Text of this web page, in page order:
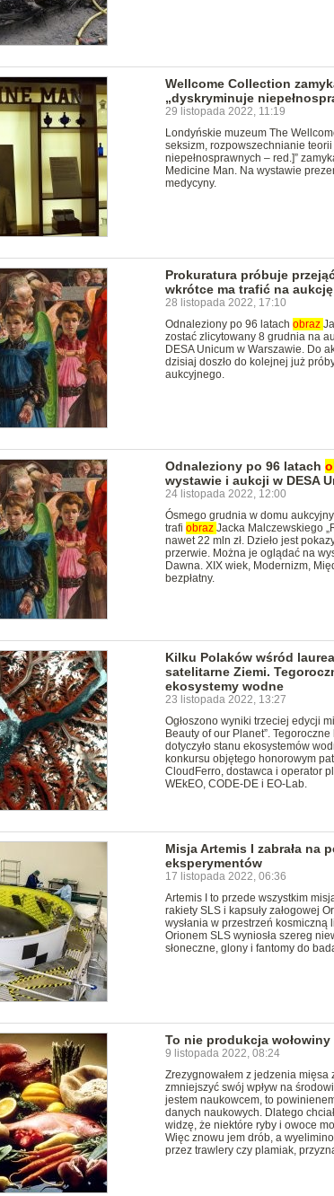
Wellcome Collection
„dyskryminuje
29 listopada 2022, 11:19
Londyńskie muzeum The
seksizm, rozpowszechnianie
niepełnosprawnych – red.]”
Medicine Man. Na wystawie
medycyny.
Prokuratura próbuje
wkrótce ma trafić na aukcję
28 listopada 2022, 17:10
Odnaleziony po 96 latach obraz
zostać zlicytowany 8 grudnia na
DESA Unicum w Warszawie. Do
dzisiaj doszło do kolejnej już
aukcyjnego.
Odnaleziony po 96 latach
wystawie i aukcji w DESA
24 listopada 2022, 12:00
Ósmego grudnia w domu
trafi obraz Jacka Malczewskiego
nawet 22 mln zł. Dzieło jest
przerwie. Można je oglądać na
Dawna. XIX wiek, Modernizm,
bezpłatny.
Kilku Polaków wśród
satelitarne Ziemi.
ekosystemy wodne
23 listopada 2022, 13:27
Ogłoszono wyniki trzeciej edycji
Beauty of our Planet”.
dotyczyło stanu ekosystemów
konkursu objętego honorowym
CloudFerro, dostawca i operator
WEkEO, CODE-DE i EO-Lab.
Misja Artemis I zabrała na
eksperymentów
17 listopada 2022, 06:36
Artemis I to przede wszystkim
rakiety SLS i kapsuły załogowej
wysłania w przestrzeń
Orionem SLS wyniosła szereg
słoneczne, glony i fantomy do
To nie produkcja
9 listopada 2022, 08:24
Zrezygnowałem z jedzenia mięsa
zmniejszyć swój wpływ na
jestem naukowcem, to
danych naukowych. Dlatego
widzę, że niektóre ryby i owoce
Więc znowu jem drób, a
przez trawlery czy plamiak,